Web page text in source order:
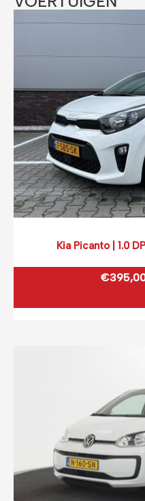
Kia Picanto | 1.0
€